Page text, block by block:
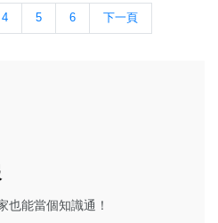
4 5 6 下一頁
也能當個知識通！